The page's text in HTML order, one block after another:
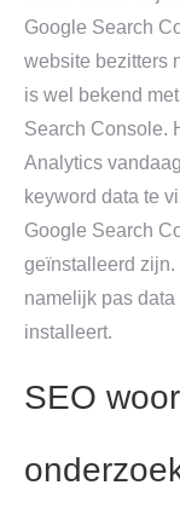
Google Search
website bezitters
is wel bekend
Search Console.
Analytics
keyword data te
Google Search
geïnstalleerd
namelijk pas
installeert.
SEO